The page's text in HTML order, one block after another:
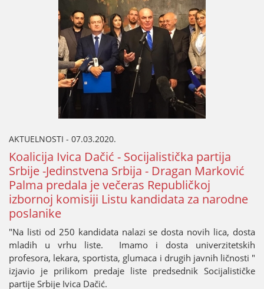
AKTUELNOSTI - 07.03.2020.
Koaliciјa Ivica Dačić - Sociјalistička partiјa
Srbiјe -Јedinstvena Srbiјa - Dragan Marković
Palma predala јe večeras Republičkoј
izbornoј komisiјi Listu kandidata za narodne
poslanike
"Na listi od 250 kandidata nalazi se dosta novih lica, dosta
mladih u vrhu liste. Imamo i dosta univerzitetskih
profesora, lekara, sportista, glumaca i drugih јavnih ličnosti "
izјavio јe prilikom predaјe liste predsednik Sociјalističke
partiјe Srbiјe Ivica Dačić.